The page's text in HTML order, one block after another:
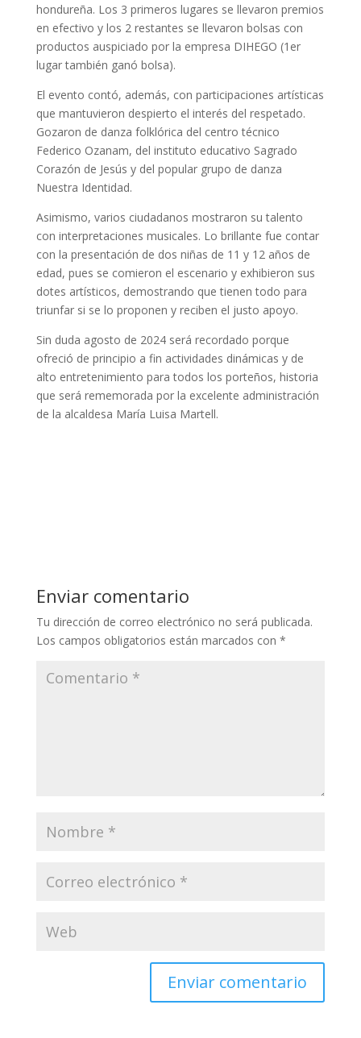
hondureña. Los 3 primeros lugares se llevaron premios
en efectivo y los 2 restantes se llevaron bolsas con
productos auspiciado por la empresa DIHEGO (1er
lugar también ganó bolsa).
El evento contó, además, con participaciones artísticas
que mantuvieron despierto el interés del respetado.
Gozaron de danza folklórica del centro técnico
Federico Ozanam, del instituto educativo Sagrado
Corazón de Jesús y del popular grupo de danza
Nuestra Identidad.
Asimismo, varios ciudadanos mostraron su talento
con interpretaciones musicales. Lo brillante fue contar
con la presentación de dos niñas de 11 y 12 años de
edad, pues se comieron el escenario y exhibieron sus
dotes artísticos, demostrando que tienen todo para
triunfar si se lo proponen y reciben el justo apoyo.
Sin duda agosto de 2024 será recordado porque
ofreció de principio a fin actividades dinámicas y de
alto entretenimiento para todos los porteños, historia
que será rememorada por la excelente administración
de la alcaldesa María Luisa Martell.
Enviar comentario
Tu dirección de correo electrónico no será publicada.
Los campos obligatorios están marcados con *